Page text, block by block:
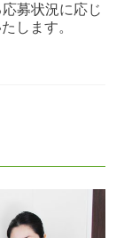
募状況に応じ
します。